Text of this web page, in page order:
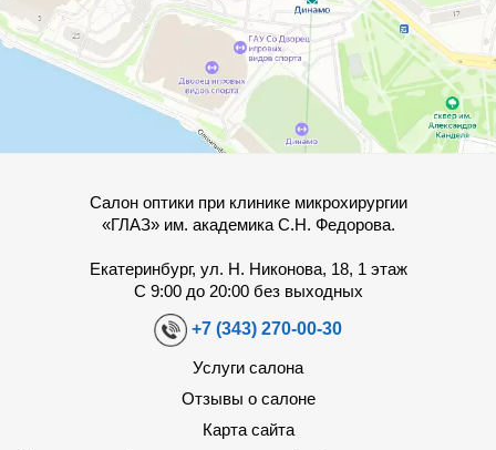
Салон оптики при клинике микрохирургии
«ГЛАЗ» им. академика С.Н. Федорова.
Екатеринбург, ул. Н. Никонова, 18, 1 этаж
С 9:00 до 20:00 без выходных
+7 (343) 270-00-30
Услуги салона
Отзывы о салоне
Карта сайта